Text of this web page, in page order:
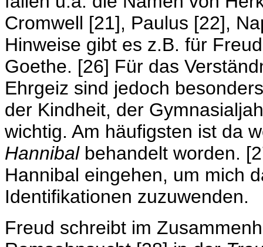
Cromwell [21], Paulus [22],
Hinweise gibt es z.B. für
Goethe. [26] Für das
Ehrgeiz sind jedoch
der Kindheit, der
wichtig. Am häufigsten ist da
Hannibalbehandelt worden.
Hannibal eingehen, um mich
Identifikationen zuzuwenden.
Freud schreibt im